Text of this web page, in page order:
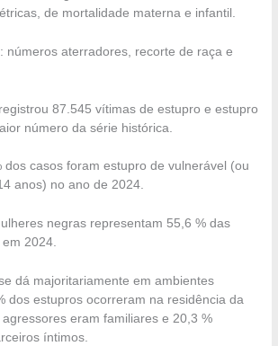
de mortalidade materna e infantil.
números aterradores, recorte de raça e
87.545 vítimas de estupro e estupro
número da série histórica.
dos casos foram estupro de vulnerável (ou
anos) no ano de 2024.
negras representam 55,6 % das
2024.
dá majoritariamente em ambientes
dos estupros ocorreram na residência da
eram familiares e 20,3 %
íntimos.